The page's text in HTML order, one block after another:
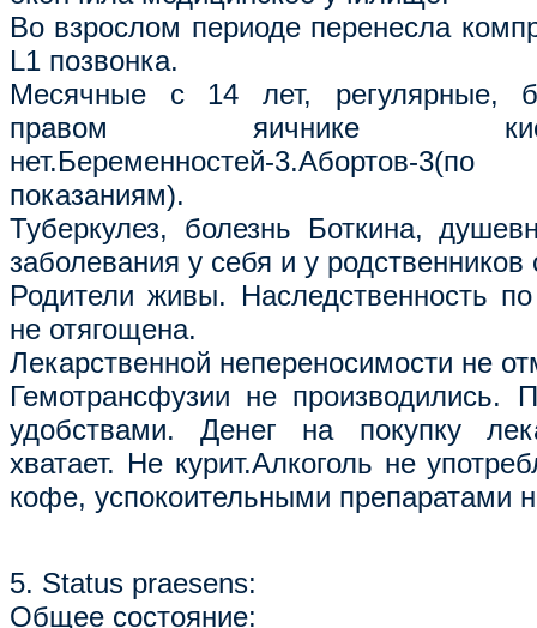
Во взрослом периоде перенесла
L1 позвонка.
Месячные с 14 лет, регулярные,
правом яичнике
нет.Беременностей-3.Абортов-
показаниям).
Туберкулез, болезнь Боткина,
заболевания у себя и у родственников
Родители живы. Наследственность
не отягощена.
Лекарственной непереносимости не
Гемотрансфузии не производились.
удобствами. Денег на покупку
хватает. Не курит.Алкоголь не
кофе, успокоительными препаратами
5. Status praesens:
Общее состояние: